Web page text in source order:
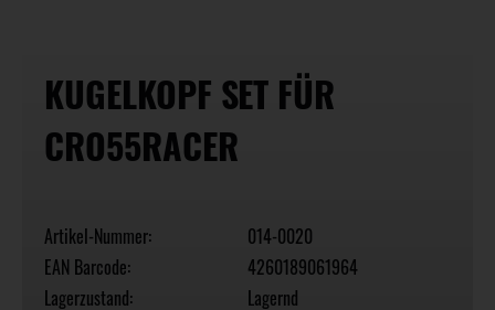
KUGELKOPF SET FÜR
CRO55RACER
Artikel-Nummer:
014-0020
EAN Barcode:
4260189061964
Lagerzustand:
Lagernd